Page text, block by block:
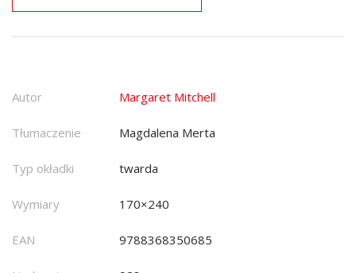
Autor Margaret Mitchell
Tłumaczenie Magdalena Merta
Typ okładki twarda
Wymiary 170×240
EAN 9788368350685